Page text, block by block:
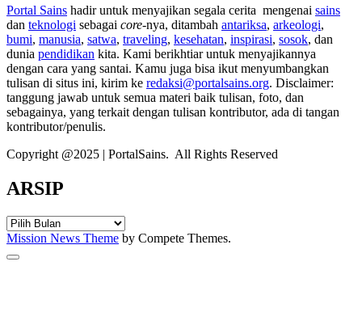
Portal Sains hadir untuk menyajikan segala cerita mengenai sains
dan teknologi sebagai core-nya, ditambah antariksa, arkeologi,
bumi, manusia, satwa, traveling, kesehatan, inspirasi, sosok, dan
dunia pendidikan kita. Kami berikhtiar untuk menyajikannya
dengan cara yang santai. Kamu juga bisa ikut menyumbangkan
tulisan di situs ini, kirim ke redaksi@portalsains.org. Disclaimer:
tanggung jawab untuk semua materi baik tulisan, foto, dan
sebagainya, yang terkait dengan tulisan kontributor, ada di tangan
kontributor/penulis.
Copyright @2025 | PortalSains. All Rights Reserved
ARSIP
ARSIP
Mission News Theme by Compete Themes.
Scroll